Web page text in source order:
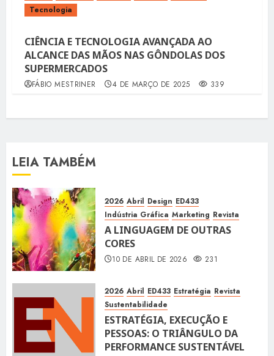
Tecnologia
CIÊNCIA E TECNOLOGIA AVANÇADA AO
ALCANCE DAS MÃOS NAS GÔNDOLAS DOS
SUPERMERCADOS
FÁBIO MESTRINER 4 DE MARÇO DE 2025 339
LEIA TAMBÉM
2026 Abril Design ED433
Indústria Gráfica Marketing Revista
A LINGUAGEM DE OUTRAS
CORES
10 DE ABRIL DE 2026 231
2026 Abril ED433 Estratégia Revista
Sustentabilidade
ESTRATÉGIA, EXECUÇÃO E
PESSOAS: O TRIÂNGULO DA
PERFORMANCE SUSTENTÁVEL